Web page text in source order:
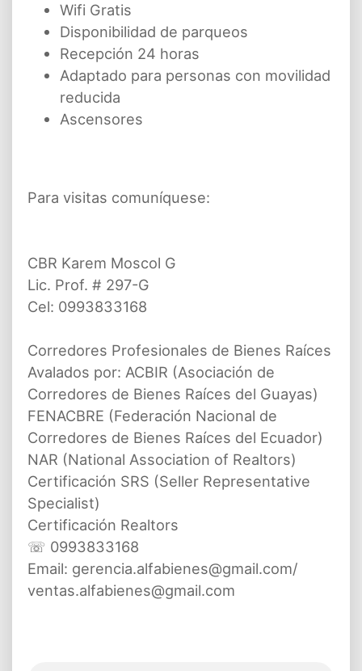
Wifi Gratis
Disponibilidad de parqueos
Recepción 24 horas
Adaptado para personas con movilidad
reducida
Ascensores
Para visitas comuníquese:
CBR Karem Moscol G
Lic. Prof. # 297-G
Cel: 0993833168
Corredores Profesionales de Bienes Raíces
Avalados por: ACBIR (Asociación de
Corredores de Bienes Raíces del Guayas)
FENACBRE (Federación Nacional de
Corredores de Bienes Raíces del Ecuador)
NAR (National Association of Realtors)
Certificación SRS (Seller Representative
Specialist)
Certificación Realtors
☏ 0993833168
Email: gerencia.alfabienes@gmail.com/
ventas.alfabienes@gmail.com